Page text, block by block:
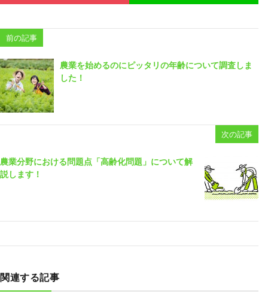
前の記事
農業を始めるのにピッタリの年齢について調査しま
した！
次の記事
農業分野における問題点「高齢化問題」について解
説します！
関連する記事